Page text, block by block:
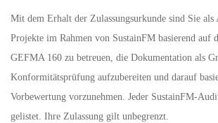
Mit dem Erhalt der Zulassungsurkunde sind Sie
Projekte im Rahmen von SustainFM basierend auf
GEFMA 160 zu betreuen, die Dokumentation als
Konformitätsprüfung aufzubereiten und darauf
Vorbewertung vorzunehmen. Jeder SustainFM-
gelistet. Ihre Zulassung gilt unbegrenzt.